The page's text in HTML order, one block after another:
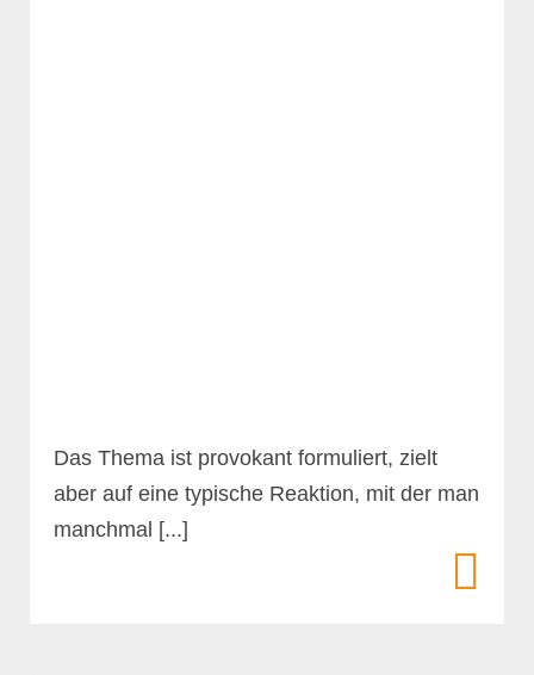
Das Thema ist provokant formuliert, zielt
aber auf eine typische Reaktion, mit der man
manchmal [...]